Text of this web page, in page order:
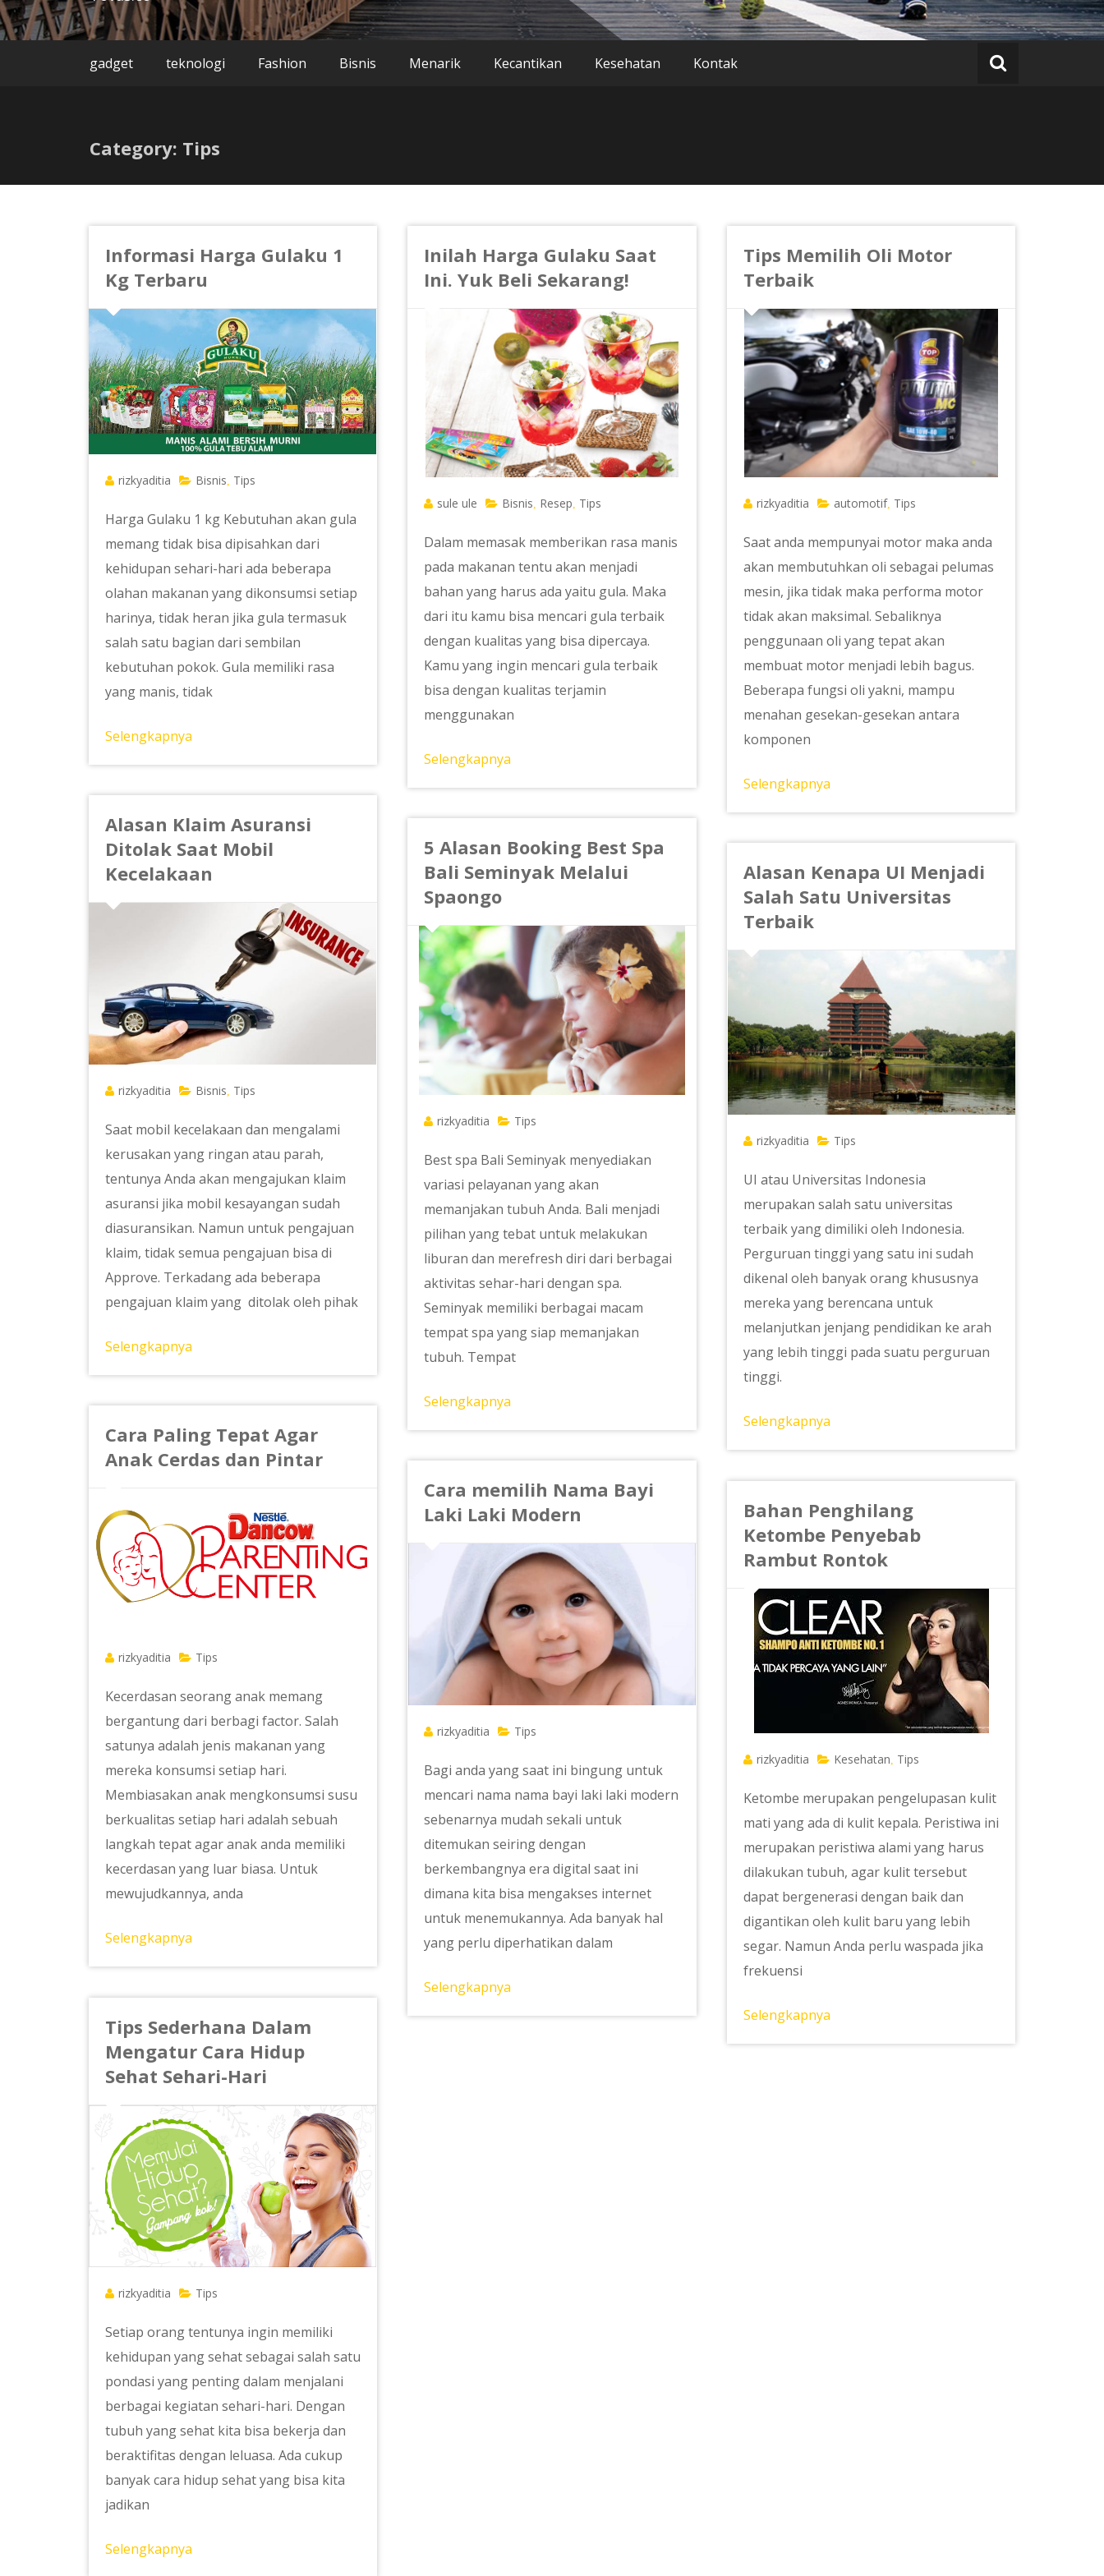
gadget teknologi Fashion Bisnis Menarik Kecantikan Kesehatan Kontak
Category: Tips
Informasi Harga Gulaku 1
Kg Terbaru
rizkyaditia Bisnis Tips
Harga Gulaku 1 kg Kebutuhan akan gula
memang tidak bisa dipisahkan dari
kehidupan sehari-hari ada beberapa
olahan makanan yang dikonsumsi setiap
harinya, tidak heran jika gula termasuk
salah satu bagian dari sembilan
kebutuhan pokok. Gula memiliki rasa
yang manis, tidak
Selengkapnya
Inilah Harga Gulaku Saat
Ini. Yuk Beli Sekarang!
sule ule Bisnis Resep Tips
Dalam memasak memberikan rasa manis
pada makanan tentu akan menjadi
bahan yang harus ada yaitu gula. Maka
dari itu kamu bisa mencari gula terbaik
dengan kualitas yang bisa dipercaya.
Kamu yang ingin mencari gula terbaik
bisa dengan kualitas terjamin
menggunakan
Selengkapnya
Tips Memilih Oli Motor
Terbaik
rizkyaditia automotif, Tips
Saat anda mempunyai motor maka anda
akan membutuhkan oli sebagai pelumas
mesin, jika tidak maka performa motor
tidak akan maksimal. Sebaliknya
penggunaan oli yang tepat akan
membuat motor menjadi lebih bagus.
Beberapa fungsi oli yakni, mampu
menahan gesekan-gesekan antara
komponen
Selengkapnya
Alasan Klaim Asuransi
Ditolak Saat Mobil
Kecelakaan
rizkyaditia Bisnis Tips
Saat mobil kecelakaan dan mengalami
kerusakan yang ringan atau parah,
tentunya Anda akan mengajukan klaim
asuransi jika mobil kesayangan sudah
diasuransikan. Namun untuk pengajuan
klaim, tidak semua pengajuan bisa di
Approve. Terkadang ada beberapa
pengajuan klaim yang ditolak oleh pihak
Selengkapnya
5 Alasan Booking Best Spa
Bali Seminyak Melalui
Spaongo
rizkyaditia Tips
Best spa Bali Seminyak menyediakan
variasi pelayanan yang akan
memanjakan tubuh Anda. Bali menjadi
pilihan yang tebat untuk melakukan
liburan dan merefresh diri dari berbagai
aktivitas sehar-hari dengan spa.
Seminyak memiliki berbagai macam
tempat spa yang siap memanjakan
tubuh. Tempat
Selengkapnya
Alasan Kenapa UI Menjadi
Salah Satu Universitas
Terbaik
rizkyaditia Tips
UI atau Universitas Indonesia
merupakan salah satu universitas
terbaik yang dimiliki oleh Indonesia.
Perguruan tinggi yang satu ini sudah
dikenal oleh banyak orang khususnya
mereka yang berencana untuk
melanjutkan jenjang pendidikan ke arah
yang lebih tinggi pada suatu perguruan
tinggi.
Selengkapnya
Cara Paling Tepat Agar
Anak Cerdas dan Pintar
rizkyaditia Tips
Kecerdasan seorang anak memang
bergantung dari berbagi factor. Salah
satunya adalah jenis makanan yang
mereka konsumsi setiap hari.
Membiasakan anak mengkonsumsi susu
berkualitas setiap hari adalah sebuah
langkah tepat agar anak anda memiliki
kecerdasan yang luar biasa. Untuk
mewujudkannya, anda
Selengkapnya
Cara memilih Nama Bayi
Laki Laki Modern
rizkyaditia Tips
Bagi anda yang saat ini bingung untuk
mencari nama nama bayi laki laki modern
sebenarnya mudah sekali untuk
ditemukan seiring dengan
berkembangnya era digital saat ini
dimana kita bisa mengakses internet
untuk menemukannya. Ada banyak hal
yang perlu diperhatikan dalam
Selengkapnya
Bahan Penghilang
Ketombe Penyebab
Rambut Rontok
rizkyaditia Kesehatan Tips
Ketombe merupakan pengelupasan kulit
mati yang ada di kulit kepala. Peristiwa ini
merupakan peristiwa alami yang harus
dilakukan tubuh, agar kulit tersebut
dapat bergenerasi dengan baik dan
digantikan oleh kulit baru yang lebih
segar. Namun Anda perlu waspada jika
frekuensi
Selengkapnya
Tips Sederhana Dalam
Mengatur Cara Hidup
Sehat Sehari-Hari
rizkyaditia Tips
Setiap orang tentunya ingin memiliki
kehidupan yang sehat sebagai salah satu
pondasi yang penting dalam menjalani
berbagai kegiatan sehari-hari. Dengan
tubuh yang sehat kita bisa bekerja dan
beraktifitas dengan leluasa. Ada cukup
banyak cara hidup sehat yang bisa kita
jadikan
Selengkapnya